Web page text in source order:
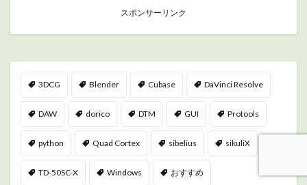
スポンサーリンク
3DCG Blender Cubase DaVinci Resolve
DAW dorico DTM GUI Protools
python Quad Cortex sibelius sikuliX
TD-50SC-X Windows おすすめ